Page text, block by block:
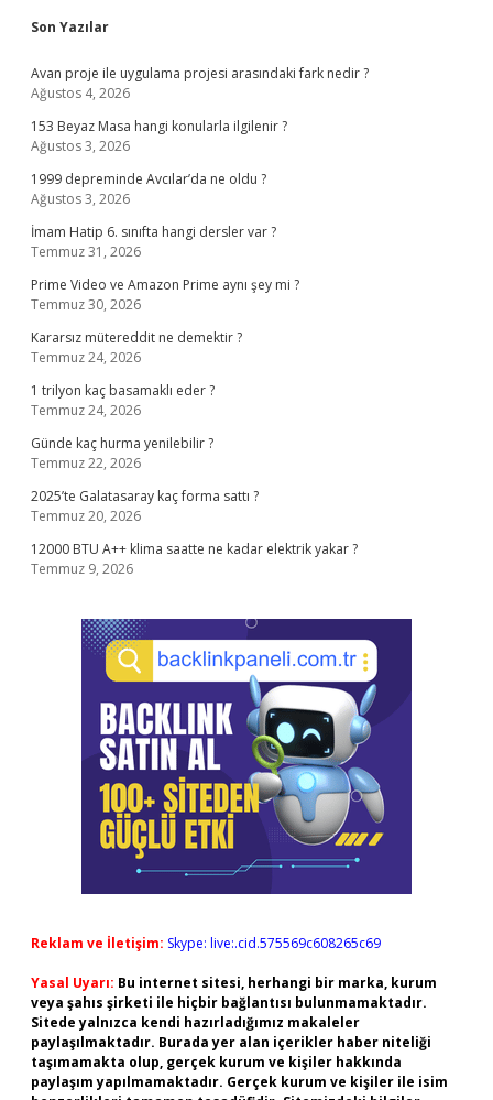
Sidebar
Son Yazılar
Avan proje ile uygulama projesi arasındaki fark nedir ?
Ağustos 4, 2026
153 Beyaz Masa hangi konularla ilgilenir ?
Ağustos 3, 2026
1999 depreminde Avcılar’da ne oldu ?
Ağustos 3, 2026
İmam Hatip 6. sınıfta hangi dersler var ?
Temmuz 31, 2026
Prime Video ve Amazon Prime aynı şey mi ?
Temmuz 30, 2026
Kararsız mütereddit ne demektir ?
Temmuz 24, 2026
1 trilyon kaç basamaklı eder ?
Temmuz 24, 2026
Günde kaç hurma yenilebilir ?
Temmuz 22, 2026
2025’te Galatasaray kaç forma sattı ?
Temmuz 20, 2026
12000 BTU A++ klima saatte ne kadar elektrik yakar ?
Temmuz 9, 2026
Reklam ve İletişim: Skype: live:.cid.575569c608265c69
Yasal Uyarı: Bu internet sitesi, herhangi bir marka, kurum
veya şahıs şirketi ile hiçbir bağlantısı bulunmamaktadır.
Sitede yalnızca kendi hazırladığımız makaleler
paylaşılmaktadır. Burada yer alan içerikler haber niteliği
taşımamakta olup, gerçek kurum ve kişiler hakkında
paylaşım yapılmamaktadır. Gerçek kurum ve kişiler ile isim